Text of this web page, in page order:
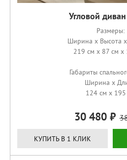
Угловой
Размеры:
Ширина x Высота
219 см x 87 см x
Габариты
Ширина x
124 см x 195
30 480
КУПИТЬ В 1 КЛИК